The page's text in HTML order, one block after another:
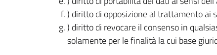
) diritto di opposizione al trattamento ai
) diritto di revocare il consenso in
solamente per le finalità la cui base